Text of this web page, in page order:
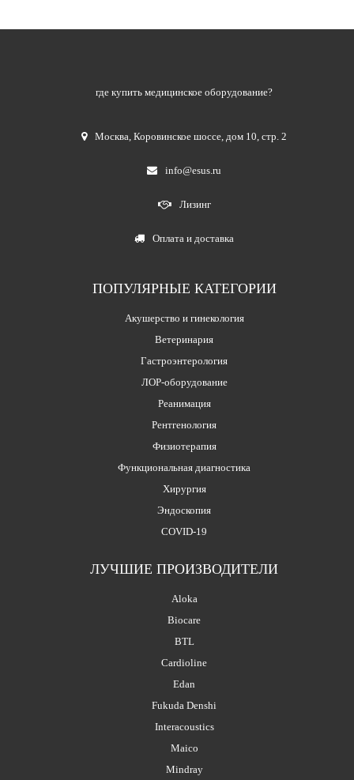
где купить медицинское оборудование?
Москва,Коровинское шоссе, дом 10, стр. 2
info@esus.ru
Лизинг
Оплата и доставка
ПОПУЛЯРНЫЕ КАТЕГОРИИ
Акушерство и гинекология
Ветеринария
Гастроэнтерология
ЛОР-оборудование
Реанимация
Рентгенология
Физиотерапия
Функциональная диагностика
Хирургия
Эндоскопия
COVID-19
ЛУЧШИЕ ПРОИЗВОДИТЕЛИ
Aloka
Biocare
BTL
Cardioline
Edan
Fukuda Denshi
Interacoustics
Maico
Mindray